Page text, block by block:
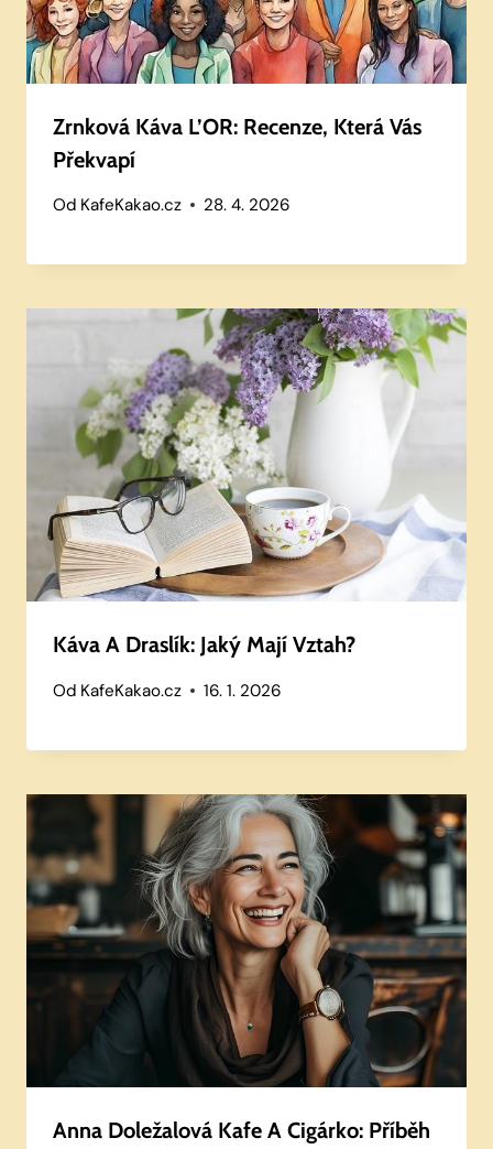
Zrnková Káva L’OR: Recenze, Která Vás
Překvapí
Od KafeKakao.cz 28. 4. 2026
Káva A Draslík: Jaký Mají Vztah?
Od KafeKakao.cz 16. 1. 2026
Anna Doležalová Kafe A Cigárko: Příběh